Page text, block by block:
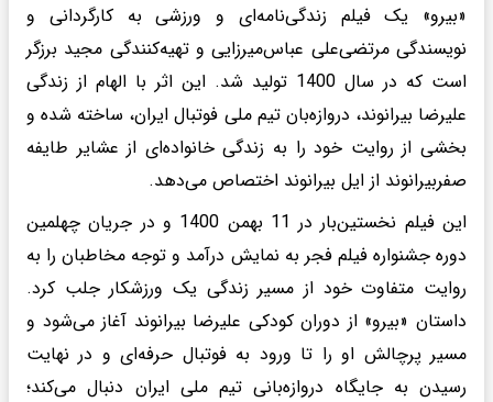
«بیرو» یک فیلم زندگی‌نامه‌ای و ورزشی به کارگردانی و
نویسندگی مرتضی‌علی عباس‌میرزایی و تهیه‌کنندگی مجید برزگر
است که در سال 1400 تولید شد. این اثر با الهام از زندگی
علیرضا بیرانوند، دروازه‌بان تیم ملی فوتبال ایران، ساخته شده و
بخشی از روایت خود را به زندگی خانواده‌ای از عشایر طایفه
صفربیرانوند از ایل بیرانوند اختصاص می‌دهد.
این فیلم نخستین‌بار در 11 بهمن 1400 و در جریان چهلمین
دوره جشنواره فیلم فجر به نمایش درآمد و توجه مخاطبان را به
روایت متفاوت خود از مسیر زندگی یک ورزشکار جلب کرد.
داستان «بیرو» از دوران کودکی علیرضا بیرانوند آغاز می‌شود و
مسیر پرچالش او را تا ورود به فوتبال حرفه‌ای و در نهایت
رسیدن به جایگاه دروازه‌بانی تیم ملی ایران دنبال می‌کند؛